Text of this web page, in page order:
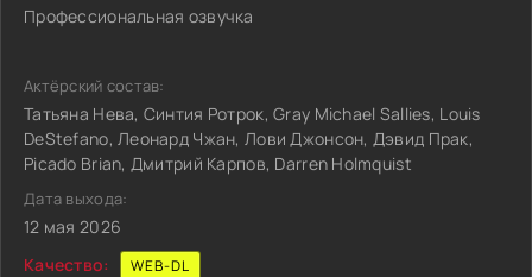
Профессиональная озвучка
Актёрский состав:
Татьяна Нева, Синтия Ротрок, Gray Michael Sallies, Louis
DeStefano, Леонард Чжан, Лови Джонсон, Дэвид Прак,
Picado Brian, Дмитрий Карпов, Darren Holmquist
Дата выхода:
12 мая 2026
Качество:
WEB-DL